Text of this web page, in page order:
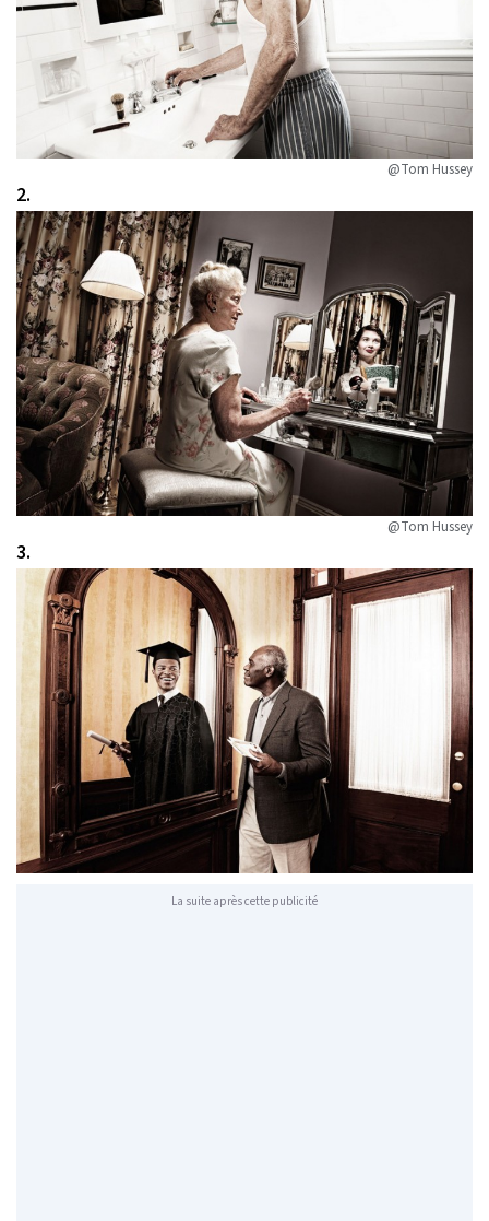
@Tom Hussey
2.
@Tom Hussey
3.
La suite après cette publicité